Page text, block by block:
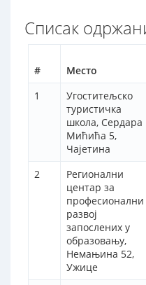
Списак
# Место
1
Угоститељско
туристичка
школа, Сердара
Мићића 5,
Чајетина
2
Регионални
центар за
професионални
развој
запослених у
образовању,
Немањина 52,
Ужице